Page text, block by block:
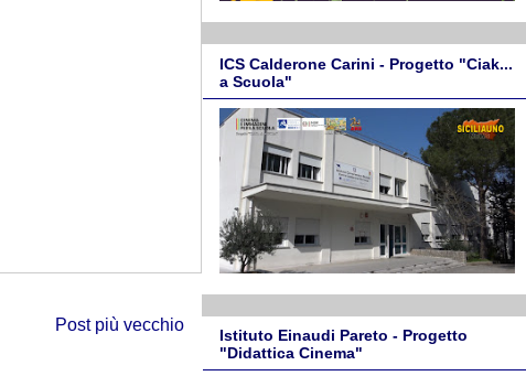
Post più vecchio
ICS Calderone Carini - Progetto "Ciak...
a Scuola"
Istituto Einaudi Pareto - Progetto
"Didattica Cinema"